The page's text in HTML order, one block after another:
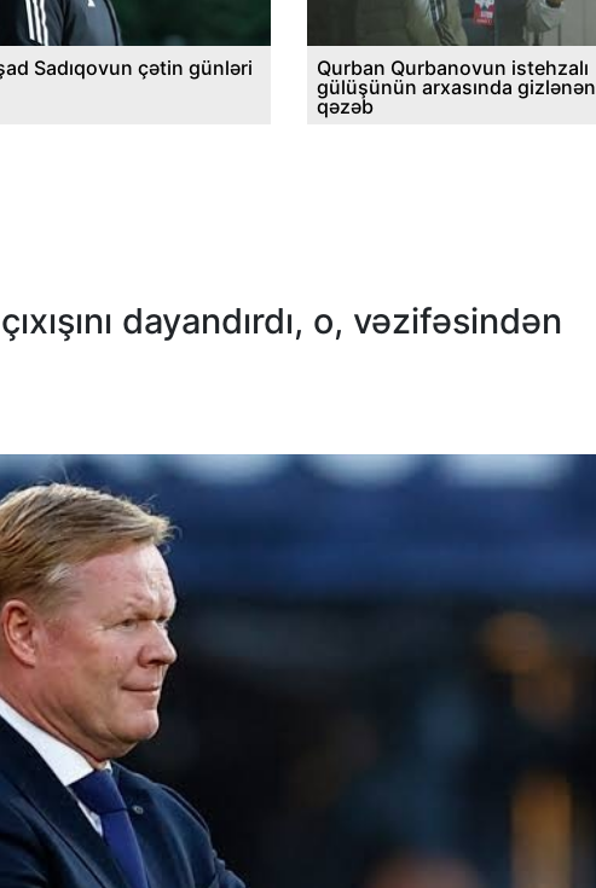
Sadıqovun çətin günləri
Qurban Qurbanovun istehzalı
gülüşünün arxasında gizlənən
qəzəb
dayandırdı, o, vəzifəsindən